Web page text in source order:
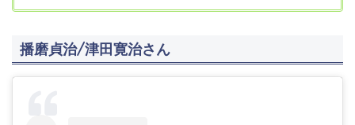
播磨貞治/津田寛治さん